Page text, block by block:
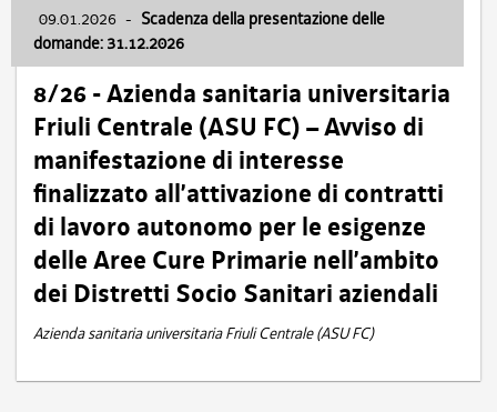
09.01.2026 - Scadenza della presentazione delle
domande: 31.12.2026
8/26 - Azienda sanitaria universitaria
Friuli Centrale (ASU FC) – Avviso di
manifestazione di interesse
finalizzato all’attivazione di contratti
di lavoro autonomo per le esigenze
delle Aree Cure Primarie nell’ambito
dei Distretti Socio Sanitari aziendali
Azienda sanitaria universitaria Friuli Centrale (ASU FC)